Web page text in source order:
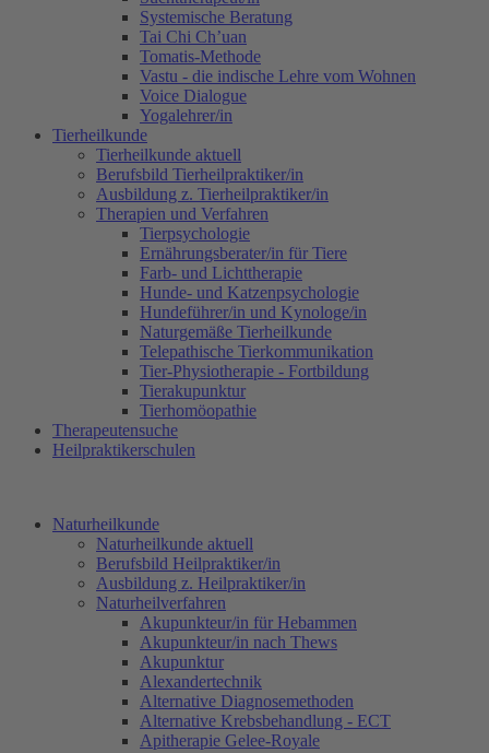
Systemische Beratung
Tai Chi Ch’uan
Tomatis-Methode
Vastu - die indische Lehre vom Wohnen
Voice Dialogue
Yogalehrer/in
Tierheilkunde
Tierheilkunde aktuell
Berufsbild Tierheilpraktiker/in
Ausbildung z. Tierheilpraktiker/in
Therapien und Verfahren
Tierpsychologie
Ernährungsberater/in für Tiere
Farb- und Lichttherapie
Hunde- und Katzenpsychologie
Hundeführer/in und Kynologe/in
Naturgemäße Tierheilkunde
Telepathische Tierkommunikation
Tier-Physiotherapie - Fortbildung
Tierakupunktur
Tierhomöopathie
Therapeutensuche
Heilpraktikerschulen
Naturheilkunde
Naturheilkunde aktuell
Berufsbild Heilpraktiker/in
Ausbildung z. Heilpraktiker/in
Naturheilverfahren
Akupunkteur/in für Hebammen
Akupunkteur/in nach Thews
Akupunktur
Alexandertechnik
Alternative Diagnosemethoden
Alternative Krebsbehandlung - ECT
Apitherapie Gelee-Royale